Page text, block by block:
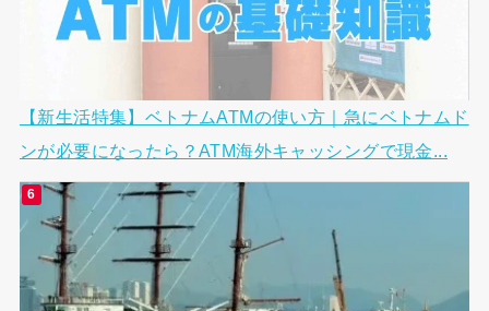
【新生活特集】ベトナムATMの使い方｜急にベトナムド
ンが必要になったら？ATM海外キャッシングで現金...